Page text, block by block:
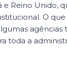
e Reino Unido,
O que
agências
toda a